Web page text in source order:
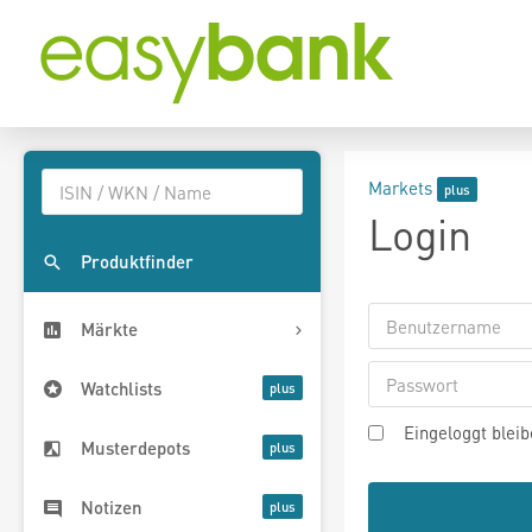
Produktfinder
Märkte
Watchlists
Musterdepots
Notizen
Markets
Login
Eingeloggt